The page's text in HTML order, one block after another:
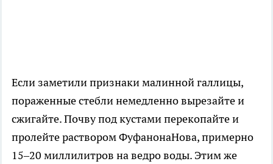
Если заметили признаки малинной галлицы,
пораженные стебли немедленно вырезайте и
сжигайте. Почву под кустами перекопайте и
пролейте раствором ФуфанонаНова, примерно
15–20 миллилитров на ведро воды. Этим же